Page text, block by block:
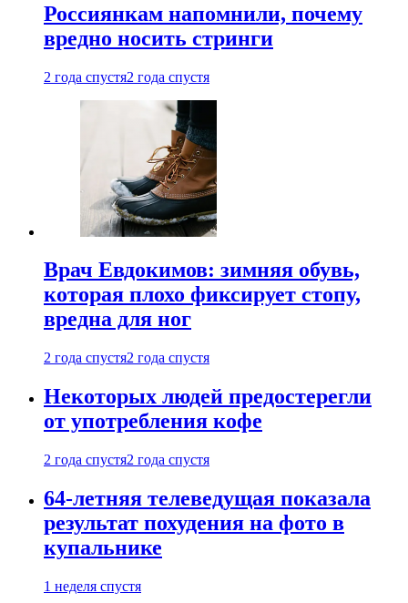
Россиянкам напомнили, почему
вредно носить стринги
2 года спустя2 года спустя
Врач Евдокимов: зимняя обувь,
которая плохо фиксирует стопу,
вредна для ног
2 года спустя2 года спустя
Некоторых людей предостерегли
от употребления кофе
2 года спустя2 года спустя
64-летняя телеведущая показала
результат похудения на фото в
купальнике
1 неделя спустя